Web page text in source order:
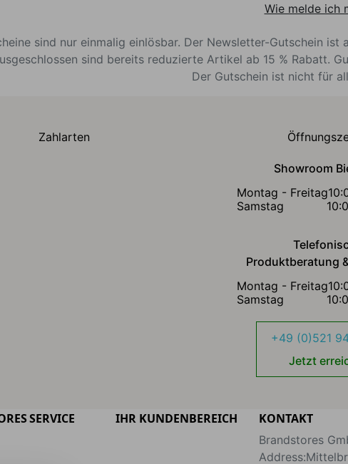
Wie melde ich
sind nur einmalig einlösbar. Der Newsletter-Gutschein
sind bereits reduzierte Artikel ab 15 % Rabatt.
Der Gutschein ist nicht für
Zahlarten
Showroom
Montag - Freitag
Samstag
Produktberatung
Montag - Freitag
Samstag
+49 (0)521
Jetzt
SERVICE IHR KUNDENBEREICH KONTAKT
Brandstores
Address: